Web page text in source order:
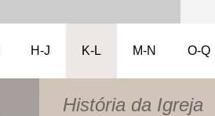
H-J K-L M-N O-Q
História da Igreja